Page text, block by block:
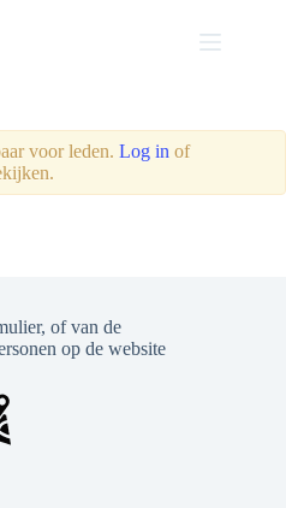
voor leden. Log in of
of van de
op de website